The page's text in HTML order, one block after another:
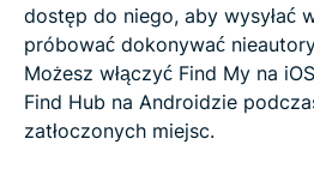
dostęp do niego, aby wysyłać
próbować dokonywać
Możesz włączyć Find My na
Find Hub na Androidzie
zatłoczonych miejsc.